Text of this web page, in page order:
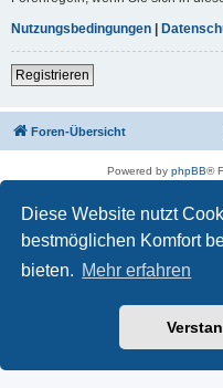
Diese Website nutzt
bestmöglichen Komfort
bieten. Mehr erfahren
Nutzungsbedingungen |
Registrieren
Foren-Übersicht
Powered by phpBB®
Datenschutz